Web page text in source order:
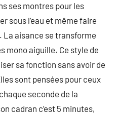
ses montres pour les
sous l’eau et même faire
La aisance se transforme
mono aiguille. Ce style de
sa fonction sans avoir de
sont pensées pour ceux
seconde de la
cadran c’est 5 minutes,